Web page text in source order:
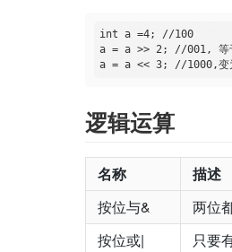
int a =4; //100
a = a >> 2; //001, 等
逻辑运算
名称
描述
按位与&
两位
按位或|
只要